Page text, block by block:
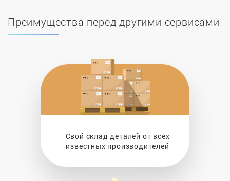
Преимущества перед другими сервисами
Свой склад деталей от всех
известных производителей